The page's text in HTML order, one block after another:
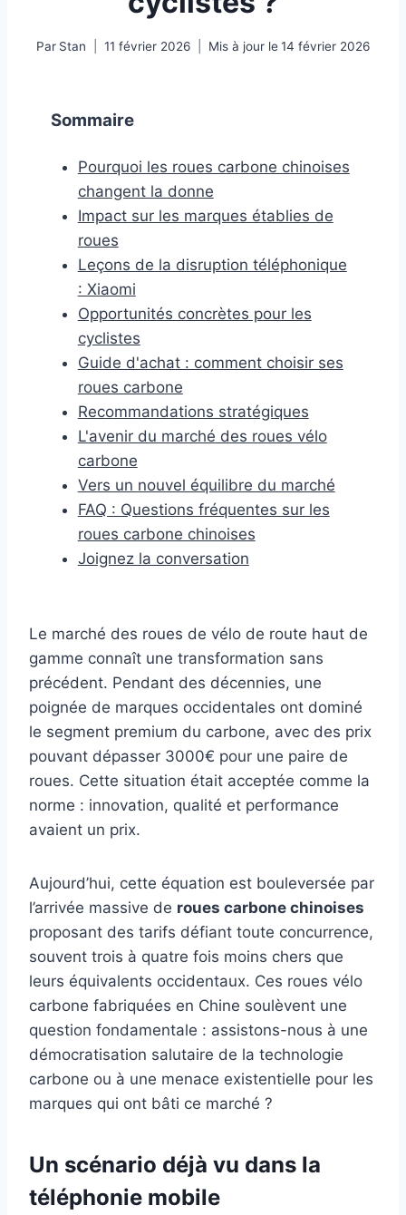
Par Stan 11 février 2026 Mis à jour le14 février 2026
Sommaire
Pourquoi les roues carbone chinoises
changent la donne
Impact sur les marques établies de
roues
Leçons de la disruption téléphonique
: Xiaomi
Opportunités concrètes pour les
cyclistes
Guide d'achat : comment choisir ses
roues carbone
Recommandations stratégiques
L'avenir du marché des roues vélo
carbone
Vers un nouvel équilibre du marché
FAQ : Questions fréquentes sur les
roues carbone chinoises
Joignez la conversation
Le marché des roues de vélo de route haut de
gamme connaît une transformation sans
précédent. Pendant des décennies, une
poignée de marques occidentales ont dominé
le segment premium du carbone, avec des prix
pouvant dépasser 3000€ pour une paire de
roues. Cette situation était acceptée comme la
norme : innovation, qualité et performance
avaient un prix.
Aujourd’hui, cette équation est bouleversée par
l’arrivée massive de roues carbone chinoises
proposant des tarifs défiant toute concurrence,
souvent trois à quatre fois moins chers que
leurs équivalents occidentaux. Ces roues vélo
carbone fabriquées en Chine soulèvent une
question fondamentale : assistons-nous à une
démocratisation salutaire de la technologie
carbone ou à une menace existentielle pour les
marques qui ont bâti ce marché ?
Un scénario déjà vu dans la
téléphonie mobile